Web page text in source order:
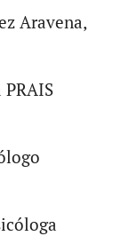
Aravena,